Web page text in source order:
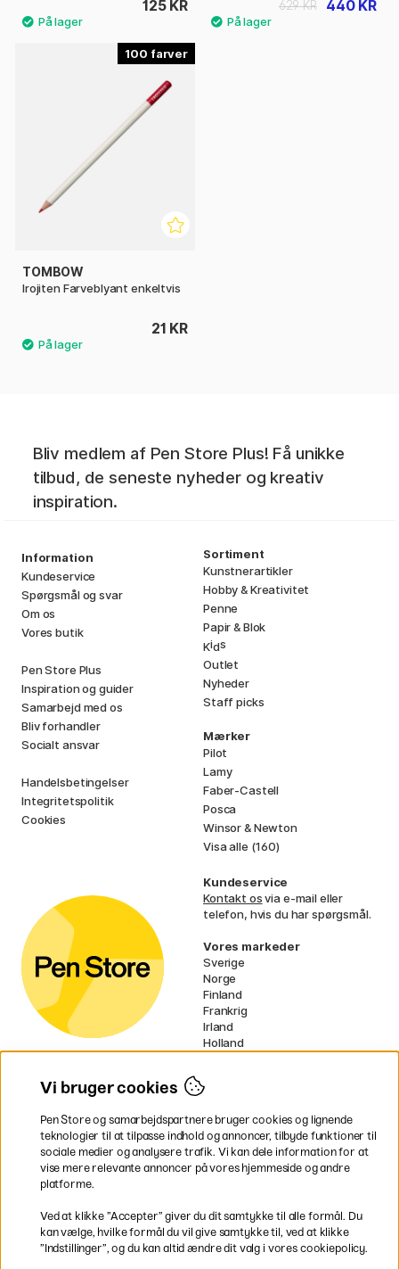
125 KR 440 KR
629 KR
100
TOMBOW
Irojiten Farveblyant enkeltvis
21 KR
Bliv medlem af Pen Store Plus! Få unikke
tilbud, de seneste nyheder og kreativ
inspiration.
Information
Kundeservice
Spørgsmål og svar
Om os
Vores butik
Pen Store Plus
Inspiration og guider
Samarbejd med os
Bliv forhandler
Socialt ansvar
Handelsbetingelser
Integritetspolitik
Cookies
Sortiment
Kunstnerartikler
Hobby & Kreativitet
Penne
Papir & Blok
Kids
Outlet
Nyheder
Staff picks
Mærker
Pilot
Lamy
Faber-Castell
Posca
Winsor & Newton
Visa alle (160)
Kundeservice
Kontakt osvia e-mail eller
telefon, hvis du har spørgsmål.
Vores markeder
Sverige
Norge
Finland
Frankrig
Irland
Holland
EU
* Specifikkefragtvilkår gælder for
voluminøse varer.
Vi bruger cookies
Pen Store og samarbejdspartnere bruger cookies og lignende
teknologier til at tilpasse indhold og annoncer, tilbyde funktioner til
sociale medier og analysere trafik. Vi kan dele information for at
vise mere relevante annoncer på vores hjemmeside og andre
platforme.
Ved at klikke ”Accepter” giver du dit samtykke til alle formål. Du
kan vælge, hvilke formål du vil give samtykke til, ved at klikke
”Indstillinger”, og du kan altid ændre dit valg i vores cookiepolicy.